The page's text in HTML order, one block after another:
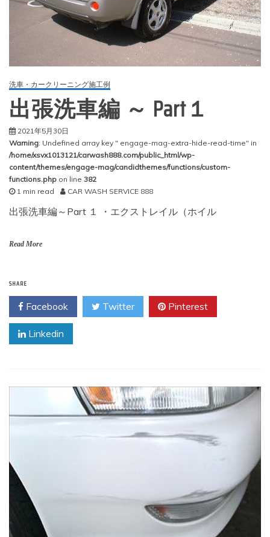
洗車・カークリーニング施工例
出張洗車編 ～ Part１
2021年5月30日
Warning: Undefined array key " engage-mag-extra-hide-read-time" in
/home/xsvx1013121/carwash888.com/public_html/wp-
content/themes/engage-mag/candidthemes/functions/custom-
functions.php on line 382
1 min read
CAR WASH SERVICE 888
出張洗車編～Part １ ・エクストレイル（ホイル
Read More
SHARE
Facebook Twitter Pinterest
Linkedin